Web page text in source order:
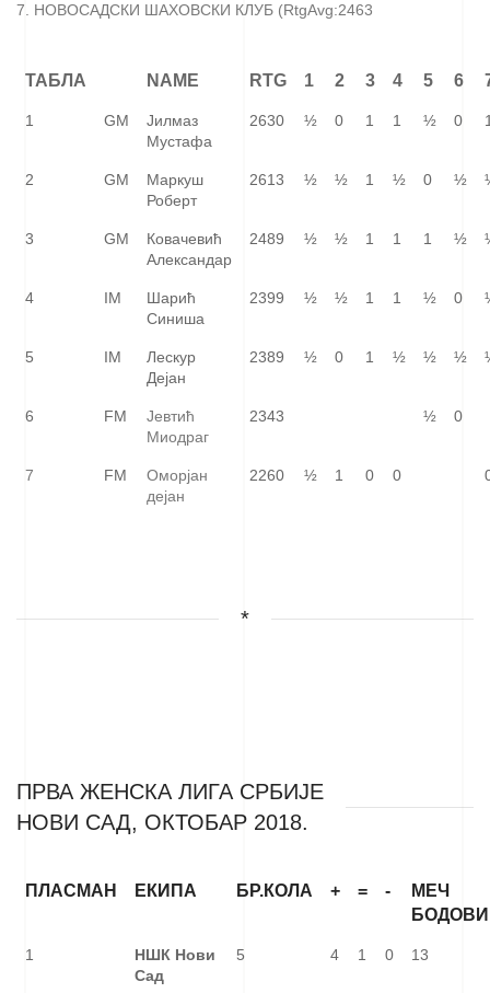
7. НОВОСАДСКИ ШАХОВСКИ КЛУБ (RtgAvg:2463
ТАБЛА NAME RTG 1 2 3 4 5 6
1 GM
Јилмаз
Мустафа
2630 ½ 0 1 1 ½ 0
2 GM
Маркуш
Роберт
2613 ½ ½ 1 ½ 0 ½
3 GM
Ковачевић
Александар
2489 ½ ½ 1 1 1 ½
4 IM
Шарић
Синиша
2399 ½ ½ 1 1 ½ 0
5 IM
Лескур
Дејан
2389 ½ 0 1 ½ ½ ½
6 FM
Јевтић
Миодраг
2343 ½ 0
7 FM
Оморјан
дејан
2260 ½ 1 0 0
*
ПРВА ЖЕНСКА ЛИГА СРБИЈЕ
НОВИ САД, ОКТОБАР 2018.
ПЛАСМАН ЕКИПА БР.КОЛА + = -
МЕЧ
БОДОВИ
1
НШК Нови
Сад
5 4 1 0 13